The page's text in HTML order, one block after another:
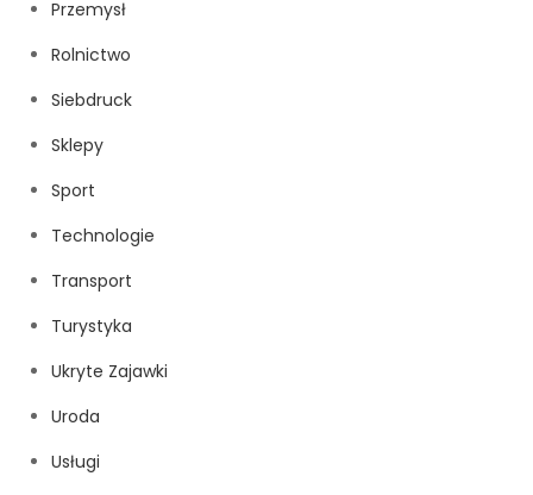
Przemysł
Rolnictwo
Siebdruck
Sklepy
Sport
Technologie
Transport
Turystyka
Ukryte Zajawki
Uroda
Usługi